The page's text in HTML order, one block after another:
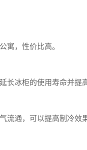
寓，性价比高。
长冰柜的使用寿命并提
流通，可以提高制冷效